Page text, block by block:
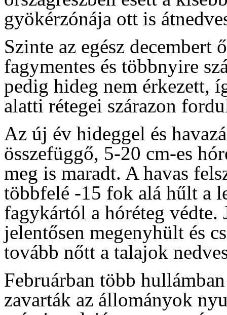
gyökérzónája ott is
Szinte az egész decembert
fagymentes és többnyire
pedig hideg nem érkezett,
alatti rétegei szárazon
Az új év hideggel és
összefüggő, 5-20 cm-es
meg is maradt. A havas
többfelé -15 fok alá hűlt a
fagykártól a hóréteg védte.
jelentősen megenyhült és
tovább nőtt a talajok
Februárban több
zavarták az állományok